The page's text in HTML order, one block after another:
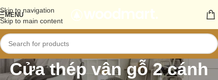
Skip to navigation
Skip to main content
MENU
Cửa thép vân gỗ 2 cánh